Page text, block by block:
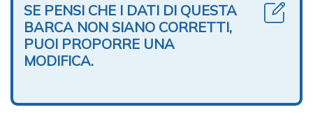
SE PENSI CHE I DATI DI QUESTA
BARCA NON SIANO CORRETTI,
PUOI PROPORRE UNA
MODIFICA.